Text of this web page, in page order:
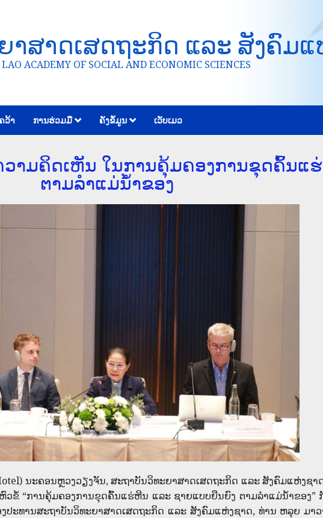
າສາດເສດຖະກິດ ແລະ ສັງຄົມ
LAO ACADEMY OF SOCIAL AND ECONOMIC SCIENCES
ວ້າ ການຮ່ວມມື ຄັງຂໍ້ມູນ ເວັບເມວ
ວາມຄິດເຫັນ ໃນການຄຸ້ມຄອງການຂຸດຄົ້ນ
ຕາມລໍາແມ່ນໍ້າຂອງ
ນະຄອນຫຼວງວຽງຈັນ, ສະຖາບັນວິທະຍາສາດເສດຖະກິດ ແລະ ສັງຄົມແຫ່ງຊ
ຂໍ້ “ການຄຸ້ມຄອງການຂຸດຄົ້ນແຮ່ຫີນ ແລະ ຊາຍແບບຍືນຍົງ ຕາມລໍາແມ່ນໍ້າຂອງ”
ປະທານສະຖາບັນວິທະຍາສາດເສດຖະກິດ ແລະ ສັງຄົມແຫ່ງຊາດ, ທ່ານ ຫລຸຍ ມາ